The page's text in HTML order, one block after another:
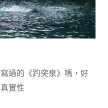
過的《趵突泉》嗎，好
實性